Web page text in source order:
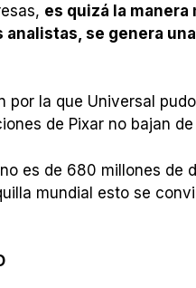
es quizá la
se genera
por la que Universal
de Pixar no bajan
es de 680 millones de
mundial esto se